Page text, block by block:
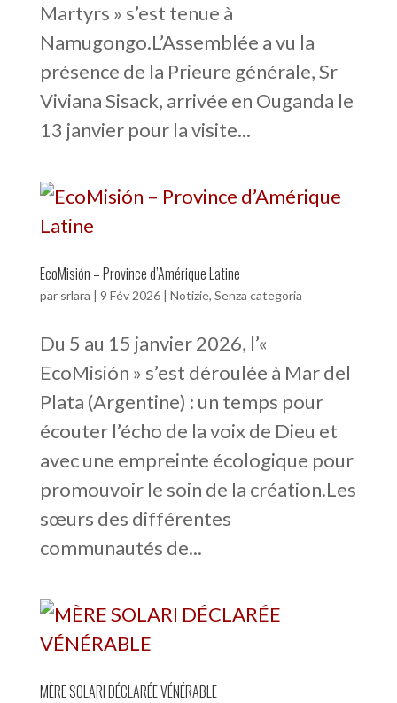
Martyrs » s’est tenue à
Namugongo.L’Assemblée a vu la
présence de la Prieure générale, Sr
Viviana Sisack, arrivée en Ouganda le
13 janvier pour la visite...
EcoMisión – Province d’Amérique Latine
par srlara | 9 Fév 2026| Notizie, Senza categoria
Du 5 au 15 janvier 2026, l’«
EcoMisión » s’est déroulée à Mar del
Plata (Argentine) : un temps pour
écouter l’écho de la voix de Dieu et
avec une empreinte écologique pour
promouvoir le soin de la création.Les
sœurs des différentes
communautés de...
MÈRE SOLARI DÉCLARÉE VÉNÉRABLE